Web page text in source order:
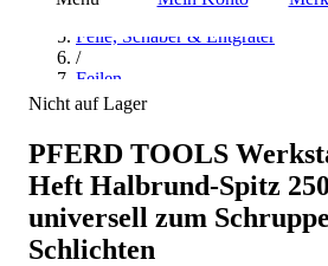
Feile, Schaber & Entgrater
/
Feilen
/
/
PFERD Werkstattfeile
Nicht auf Lager
PFERD TOOLS
Heft Halbrund-Spitz
universell zum
Schlichten